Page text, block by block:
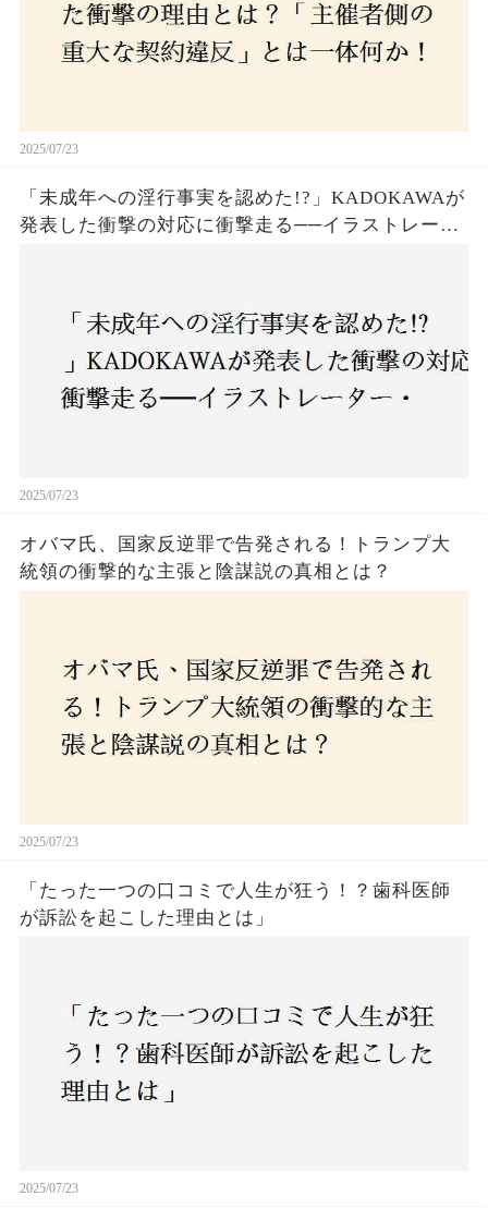
2025/07/23
「未成年への淫行事実を認めた!?」KADOKAWAが
発表した衝撃の対応に衝撃走る──イラストレータ
2025/07/23
オバマ氏、国家反逆罪で告発される！トランプ大
統領の衝撃的な主張と陰謀説の真相とは？
2025/07/23
「たった一つの口コミで人生が狂う！？歯科医師
が訴訟を起こした理由とは」
2025/07/23